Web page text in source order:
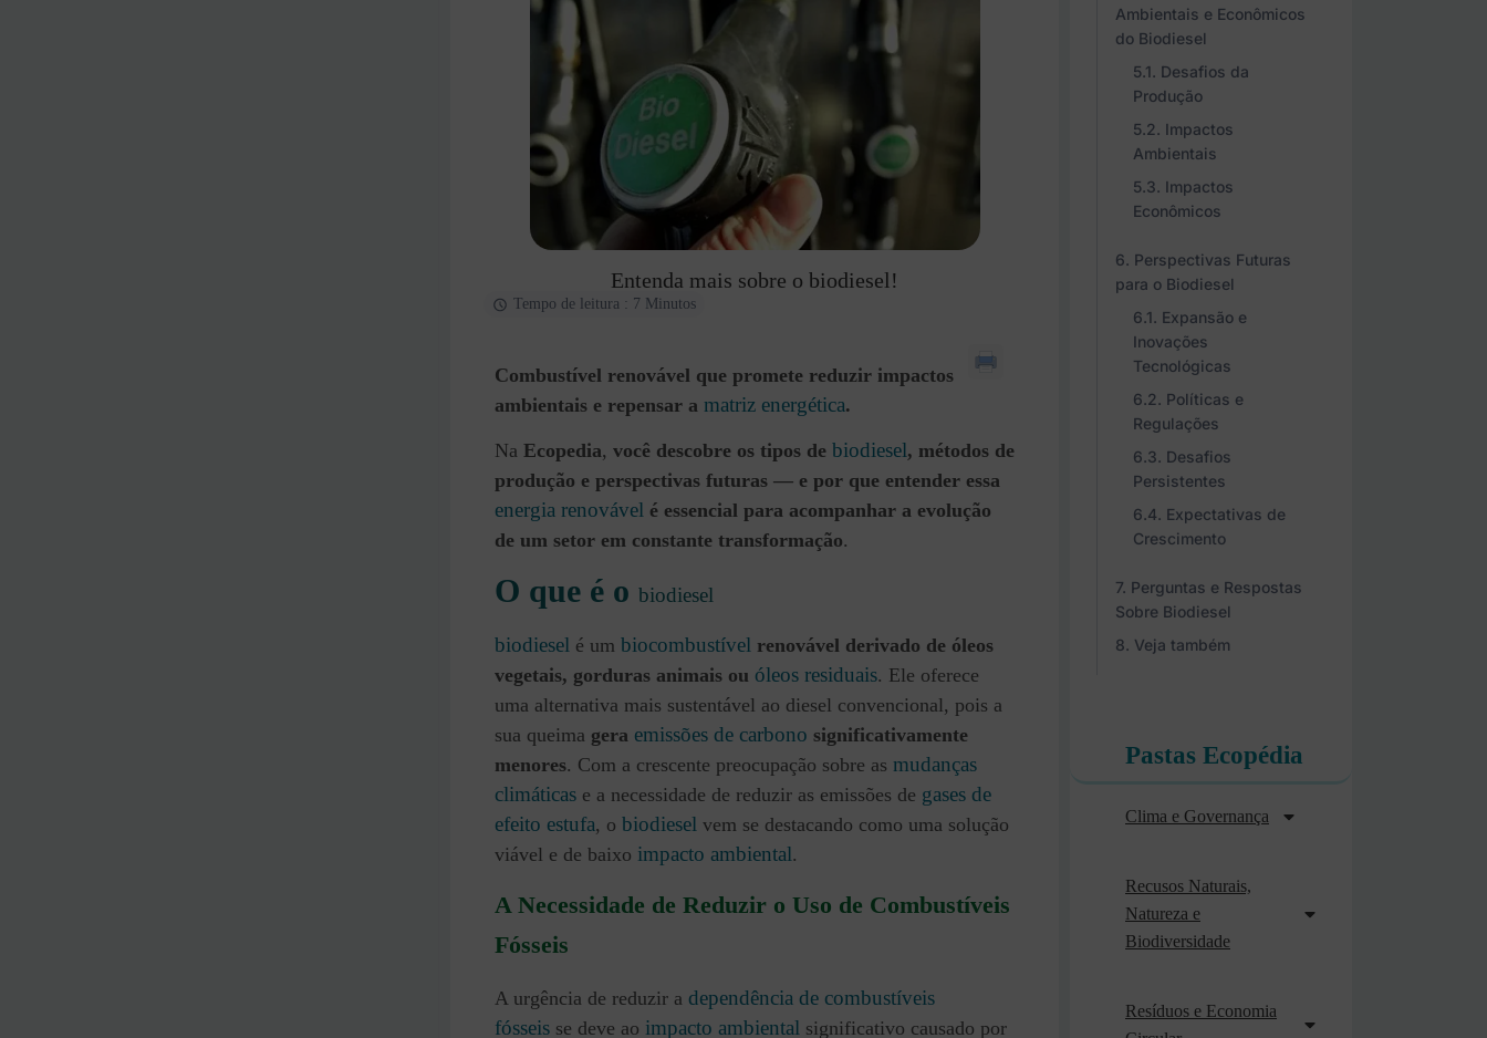
Entenda mais sobre o biodiesel!
Tempo de leitura : 7 Minutos
Combustível renovável que promete reduzir impactos
ambientais e repensar a matriz energética.
Na Ecopedia, você descobre os tipos de biodiesel, métodos de
produção e perspectivas futuras — e por que entender essa
energia renovável é essencial para acompanhar a evolução
de um setor em constante transformação.
O que é o biodiesel
biodiesel é um biocombustível renovável derivado de óleos
vegetais, gorduras animais ou óleos residuais. Ele oferece
uma alternativa mais sustentável ao diesel convencional, pois a
sua queima gera emissões de carbono significativamente
menores. Com a crescente preocupação sobre as mudanças
climáticas e a necessidade de reduzir as emissões de gases de
efeito estufa, o biodiesel vem se destacando como uma solução
viável e de baixo impacto ambiental​.​
A Necessidade de Reduzir o Uso de Combustíveis
Fósseis
A urgência de reduzir a dependência de combustíveis
fósseis se deve ao impacto ambiental significativo causado por
Ambientais e Econômicos
do Biodiesel
Desafios da
Produção
Impactos
Ambientais
Impactos
Econômicos
Perspectivas Futuras
para o Biodiesel
Expansão e
Inovações
Tecnológicas
Políticas e
Regulações
Desafios
Persistentes
Expectativas de
Crescimento
Perguntas e Respostas
Sobre Biodiesel
Veja também
Pastas Ecopédia
Clima e Governança
Recusos Naturais,
Natureza e
Biodiversidade
Resíduos e Economia